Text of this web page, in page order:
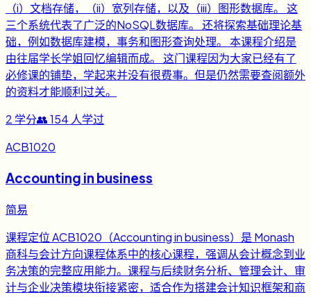
（i）文档存储，（ii）宽列存储，以及（iii）图形数据库。 这
三个系统代表了广泛的NoSQL数据库。 还将探索基础理论基
础，例如数据库建模，事务和图形查询处理。 本课程介绍是
由往届学长学姐回忆编辑而成。 这门课程因为大家已经有了
必修课的铺垫，学起来并没有很费事。但是仍然需要查阅额外
的资料才能顺利过关。
2 学分👥154 人学过
ACB1020
Accounting in business
简易
课程定位 ACB1020（Accounting in business）是 Monash
商科与会计方向课程体系中的核心课程，强调从会计概念到业
务决策的完整应用能力。课程与后续财务分析、管理会计、审
计与企业决策模块衔接紧密，适合作为搭建会计知识框架和商